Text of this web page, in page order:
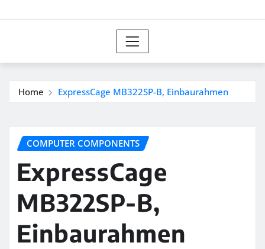
Home ExpressCage MB322SP-B, Einbaurahmen
COMPUTER COMPONENTS
ExpressCage
MB322SP-B,
Einbaurahmen